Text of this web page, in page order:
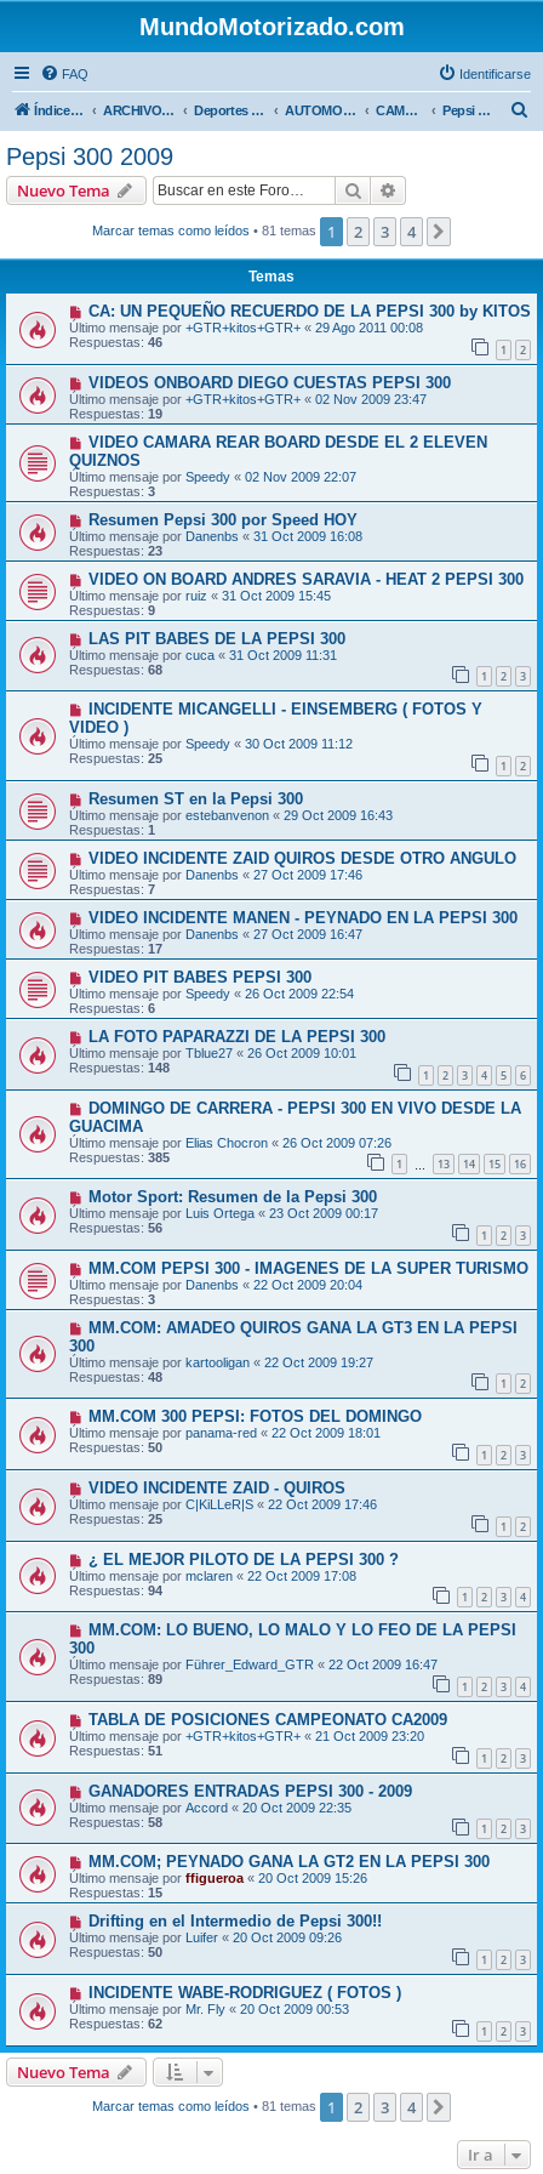
MundoMotorizado.com
FAQ Identificarse
Índice general ARCHIVO HASTA 2018 Deportes Internacionales AUTOMOVILISMO DE CENTROAMERICA CAMPEONATO CENTROAMERICANO 2009 Pepsi 300 2009
Pepsi 300 2009
Nuevo Tema Buscar
Marcar temas como leídos • 81 temas 1 2 3 4
Temas
CA: UN PEQUEÑO RECUERDO DE LA PEPSI 300 by KITOS
Último mensaje por +GTR+kitos+GTR+ « 29 Ago 2011 00:08
Respuestas: 46 1 2
VIDEOS ONBOARD DIEGO CUESTAS PEPSI 300
Último mensaje por +GTR+kitos+GTR+ « 02 Nov 2009 23:47
Respuestas: 19
VIDEO CAMARA REAR BOARD DESDE EL 2 ELEVEN
QUIZNOS
Último mensaje por Speedy « 02 Nov 2009 22:07
Respuestas: 3
Resumen Pepsi 300 por Speed HOY
Último mensaje por Danenbs « 31 Oct 2009 16:08
Respuestas: 23
VIDEO ON BOARD ANDRES SARAVIA - HEAT 2 PEPSI 300
Último mensaje por ruiz « 31 Oct 2009 15:45
Respuestas: 9
LAS PIT BABES DE LA PEPSI 300
Último mensaje por cuca « 31 Oct 2009 11:31
Respuestas: 68 1 2 3
INCIDENTE MICANGELLI - EINSEMBERG ( FOTOS Y
VIDEO )
Último mensaje por Speedy « 30 Oct 2009 11:12
Respuestas: 25 1 2
Resumen ST en la Pepsi 300
Último mensaje por estebanvenon « 29 Oct 2009 16:43
Respuestas: 1
VIDEO INCIDENTE ZAID QUIROS DESDE OTRO ANGULO
Último mensaje por Danenbs « 27 Oct 2009 17:46
Respuestas: 7
VIDEO INCIDENTE MANEN - PEYNADO EN LA PEPSI 300
Último mensaje por Danenbs « 27 Oct 2009 16:47
Respuestas: 17
VIDEO PIT BABES PEPSI 300
Último mensaje por Speedy « 26 Oct 2009 22:54
Respuestas: 6
LA FOTO PAPARAZZI DE LA PEPSI 300
Último mensaje por Tblue27 « 26 Oct 2009 10:01
Respuestas: 148 1 2 3 4 5 6
DOMINGO DE CARRERA - PEPSI 300 EN VIVO DESDE LA
GUACIMA
Último mensaje por Elias Chocron « 26 Oct 2009 07:26
Respuestas: 385 1 13 14 15 16
Motor Sport: Resumen de la Pepsi 300
Último mensaje por Luis Ortega « 23 Oct 2009 00:17
Respuestas: 56 1 2 3
MM.COM PEPSI 300 - IMAGENES DE LA SUPER TURISMO
Último mensaje por Danenbs « 22 Oct 2009 20:04
Respuestas: 3
MM.COM: AMADEO QUIROS GANA LA GT3 EN LA PEPSI
300
Último mensaje por kartooligan « 22 Oct 2009 19:27
Respuestas: 48 1 2
MM.COM 300 PEPSI: FOTOS DEL DOMINGO
Último mensaje por panama-red « 22 Oct 2009 18:01
Respuestas: 50 1 2 3
VIDEO INCIDENTE ZAID - QUIROS
Último mensaje por C|KiLLeR|S « 22 Oct 2009 17:46
Respuestas: 25 1 2
¿ EL MEJOR PILOTO DE LA PEPSI 300 ?
Último mensaje por mclaren « 22 Oct 2009 17:08
Respuestas: 94 1 2 3 4
MM.COM: LO BUENO, LO MALO Y LO FEO DE LA PEPSI
300
Último mensaje por Führer_Edward_GTR « 22 Oct 2009 16:47
Respuestas: 89 1 2 3 4
TABLA DE POSICIONES CAMPEONATO CA2009
Último mensaje por +GTR+kitos+GTR+ « 21 Oct 2009 23:20
Respuestas: 51 1 2 3
GANADORES ENTRADAS PEPSI 300 - 2009
Último mensaje por Accord « 20 Oct 2009 22:35
Respuestas: 58 1 2 3
MM.COM; PEYNADO GANA LA GT2 EN LA PEPSI 300
Último mensaje por ffigueroa « 20 Oct 2009 15:26
Respuestas: 15
Drifting en el Intermedio de Pepsi 300!!
Último mensaje por Luifer « 20 Oct 2009 09:26
Respuestas: 50 1 2 3
INCIDENTE WABE-RODRIGUEZ ( FOTOS )
Último mensaje por Mr. Fly « 20 Oct 2009 00:53
Respuestas: 62 1 2 3
Nuevo Tema
Marcar temas como leídos • 81 temas 1 2 3 4
Ir a